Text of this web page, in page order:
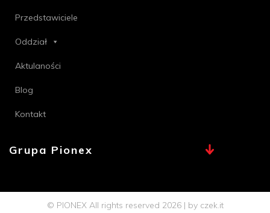
Przedstawiciele
Oddział
Aktulaności
Blog
Kontakt
Grupa Pionex
Chemia Bielsko
Profi PSB© PIONEX All rights reserved 2026 | by czek.it